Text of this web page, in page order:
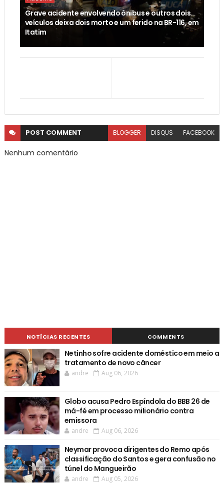
Grave acidente envolvendo ônibus e outros dois
veículos deixa dois morto e um ferido na BR-116, em
Itatim
POST COMMENT BLOGGER DISQUS FACEBOOK
Nenhum comentário
NOTÍCIAS RECENTES COMMENTS
Netinho sofre acidente doméstico em meio a
tratamento de novo câncer
andre Aug 06, 2026
Globo acusa Pedro Espíndola do BBB 26 de
má-fé em processo milionário contra
emissora
andre Aug 06, 2026
Neymar provoca dirigentes do Remo após
classificação do Santos e gera confusão no
túnel do Mangueirão
andre Aug 05, 2026